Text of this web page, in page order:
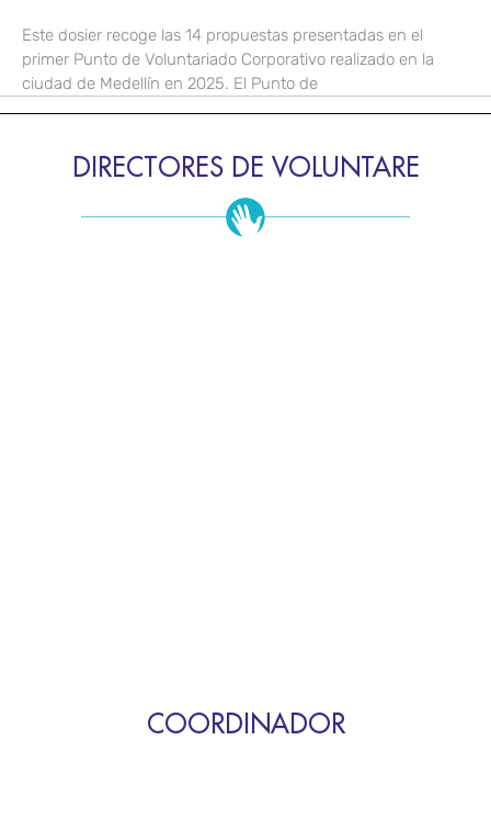
Este dosier recoge las 14 propuestas presentadas en el
primer Punto de Voluntariado Corporativo realizado en la
ciudad de Medellín en 2025. El Punto de
DIRECTORES DE VOLUNTARE
COORDINADOR